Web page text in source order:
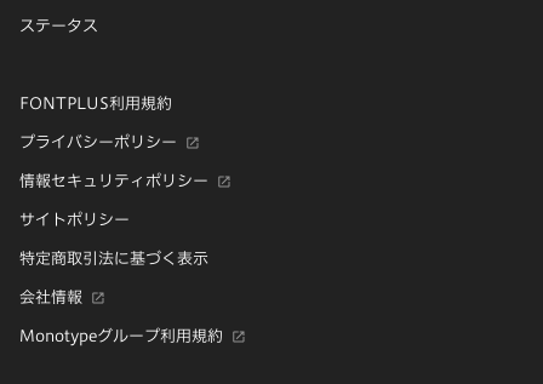
ステータス
FONTPLUS利用規約
プライバシーポリシー
情報セキュリティポリシー
サイトポリシー
特定商取引法に基づく表示
会社情報
Monotypeグループ利用規約